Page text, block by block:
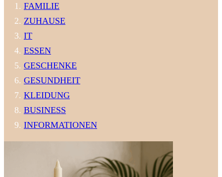
FAMILIE
ZUHAUSE
IT
ESSEN
GESCHENKE
GESUNDHEIT
KLEIDUNG
BUSINESS
INFORMATIONEN